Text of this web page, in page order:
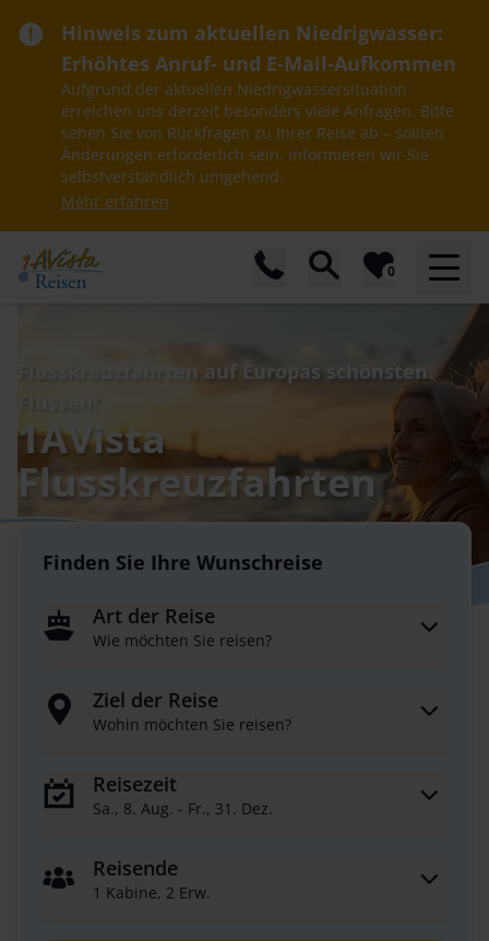
Hinweis zum aktuellen Niedrigwasser:
Erhöhtes Anruf- und E-Mail-Aufkommen
Aufgrund der aktuellen Niedrigwassersituation
erreichen uns derzeit besonders viele Anfragen. Bitte
sehen Sie von Rückfragen zu Ihrer Reise ab – sollten
Änderungen erforderlich sein, informieren wir Sie
selbstverständlich umgehend.
Mehr erfahren
0
Flusskreuzfahrten auf Europas schönsten
Flüssen!
1AVista
Flusskreuzfahrten
Finden Sie Ihre Wunschreise
Art der Reise
Wie möchten Sie reisen?
Ziel der Reise
Wohin möchten Sie reisen?
Reisezeit
Sa., 8. Aug. - Fr., 31. Dez.
Reisende
1 Kabine, 2 Erw.